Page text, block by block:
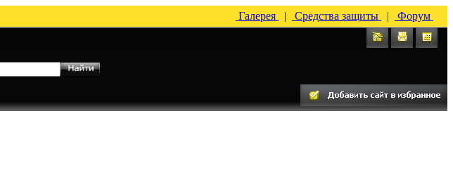
Галерея | Средства защиты | Форум